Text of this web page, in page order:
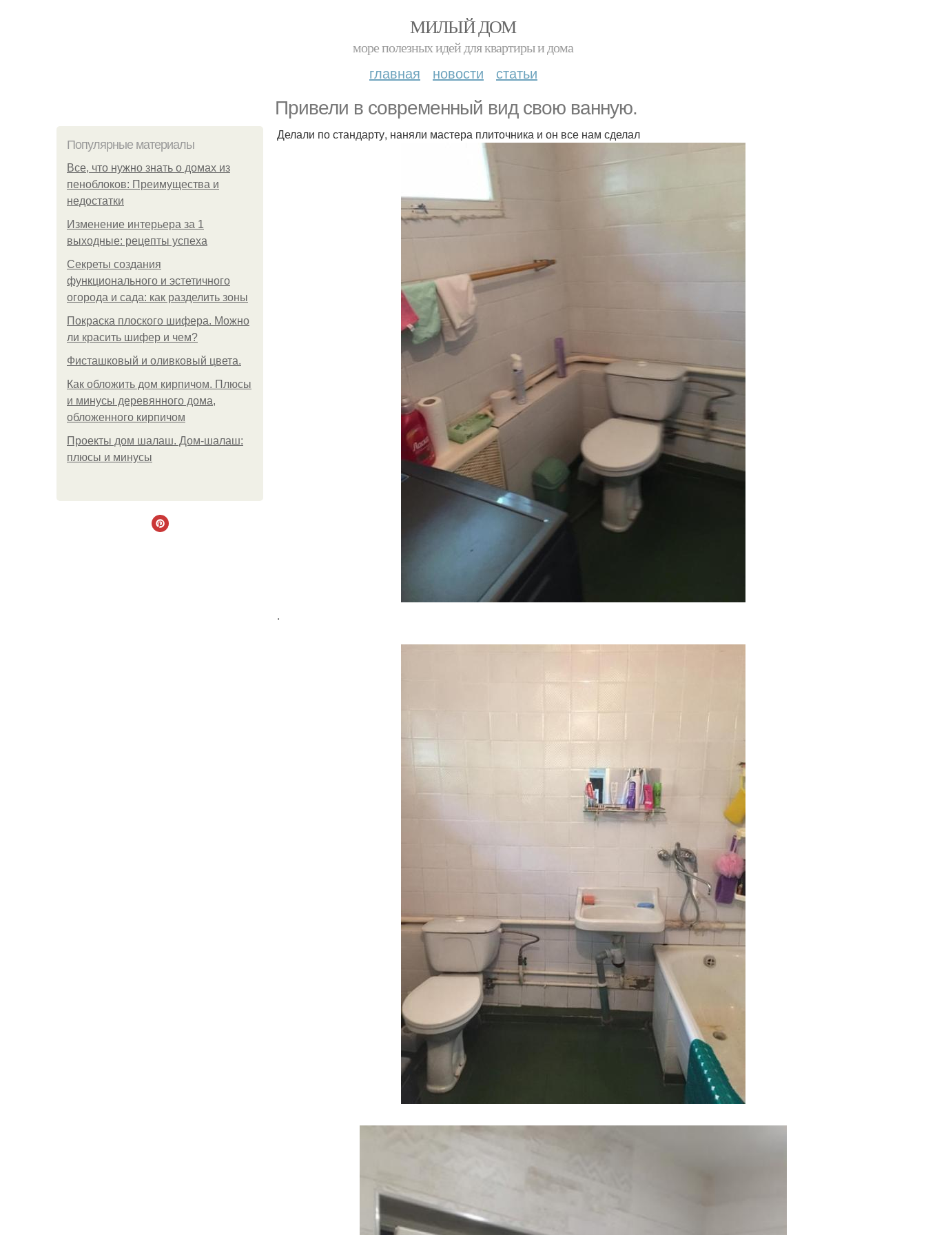
МИЛЫЙ ДОМ
море полезных идей для квартиры и дома
главная новости статьи
Привели в современный вид свою ванную.
Популярные материалы
Все, что нужно знать о домах из
пеноблоков: Преимущества и
недостатки
Изменение интерьера за 1
выходные: рецепты успеха
Секреты создания
функционального и эстетичного
огорода и сада: как разделить зоны
Покраска плоского шифера. Можно
ли красить шифер и чем?
Фисташковый и оливковый цвета.
Как обложить дом кирпичом. Плюсы
и минусы деревянного дома,
обложенного кирпичом
Проекты дом шалаш. Дом-шалаш:
плюсы и минусы
Делали по стандарту, наняли мастера плиточника и он все нам сделал
.